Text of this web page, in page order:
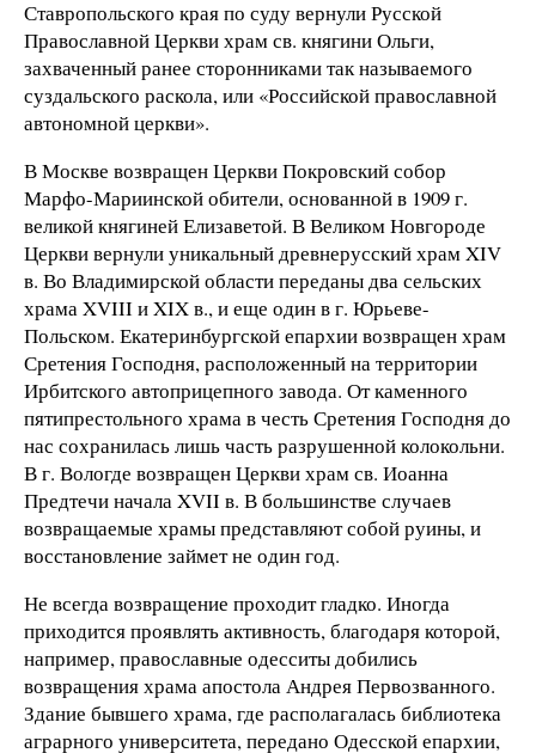
Ставропольского края по суду вернули Русской
Православной Церкви храм св. княгини Ольги,
захваченный ранее сторонниками так называемого
суздальского раскола, или «Российской православной
автономной церкви».
В Москве возвращен Церкви Покровский собор
Марфо-Мариинской обители, основанной в 1909 г.
великой княгиней Елизаветой. В Великом Новгороде
Церкви вернули уникальный древнерусский храм XIV
в. Во Владимирской области переданы два сельских
храма XVIII и XIX в., и еще один в г. Юрьеве-
Польском. Екатеринбургской епархии возвращен храм
Сретения Господня, расположенный на территории
Ирбитского автоприцепного завода. От каменного
пятипрестольного храма в честь Сретения Господня до
нас сохранилась лишь часть разрушенной колокольни.
В г. Вологде возвращен Церкви храм св. Иоанна
Предтечи начала XVII в. В большинстве случаев
возвращаемые храмы представляют собой руины, и
восстановление займет не один год.
Не всегда возвращение проходит гладко. Иногда
приходится проявлять активность, благодаря которой,
например, православные одесситы добились
возвращения храма апостола Андрея Первозванного.
Здание бывшего храма, где располагалась библиотека
аграрного университета, передано Одесской епархии,